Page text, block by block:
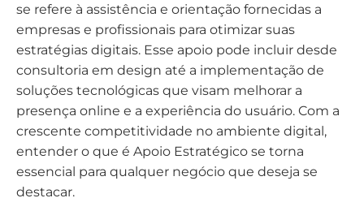
se refere à assistência e orientação fornecidas a
empresas e profissionais para otimizar suas
estratégias digitais. Esse apoio pode incluir desde
consultoria em design até a implementação de
soluções tecnológicas que visam melhorar a
presença online e a experiência do usuário. Com a
crescente competitividade no ambiente digital,
entender o que é Apoio Estratégico se torna
essencial para qualquer negócio que deseja se
destacar.